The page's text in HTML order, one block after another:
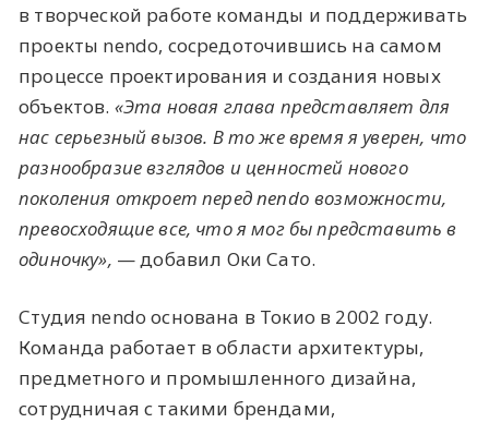
в творческой работе команды и поддерживать
проекты nendo, сосредоточившись на самом
процессе проектирования и создания новых
объектов. «Эта новая глава представляет для
нас серьезный вызов. В то же время я уверен, что
разнообразие взглядов и ценностей нового
поколения откроет перед nendo возможности,
превосходящие все, что я мог бы представить в
одиночку», — добавил Оки Сато.
Студия nendo основана в Токио в 2002 году.
Команда работает в области архитектуры,
предметного и промышленного дизайна,
сотрудничая с такими брендами,